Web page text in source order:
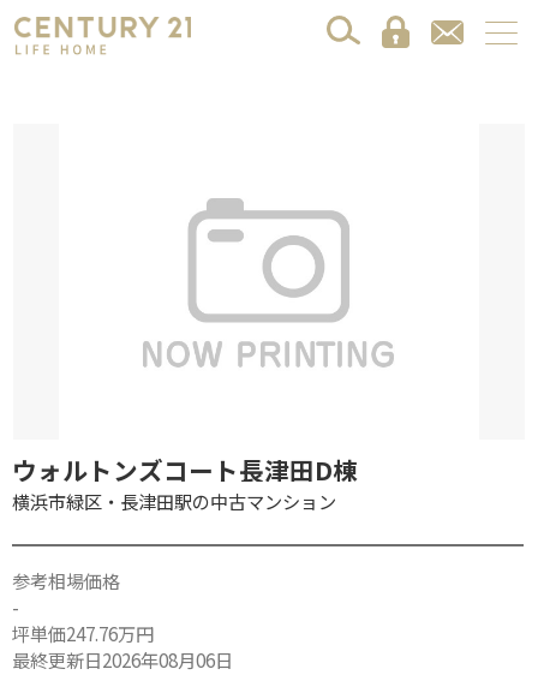
ウォルトンズコート長津田D棟
横浜市緑区・長津田駅の中古マンション
参考相場価格
-
坪単価247.76万円
最終更新日2026年08月06日